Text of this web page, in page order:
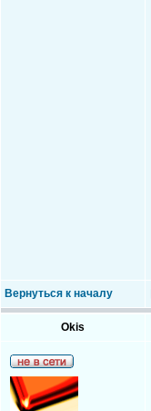
Вернуться к началу
Okis